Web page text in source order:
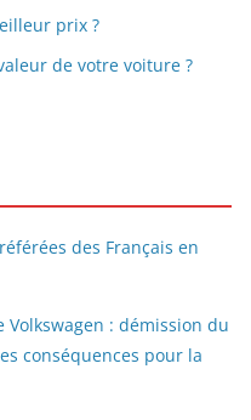
prix ?
de votre voiture ?
des Français en
Volkswagen : démission du
conséquences pour la